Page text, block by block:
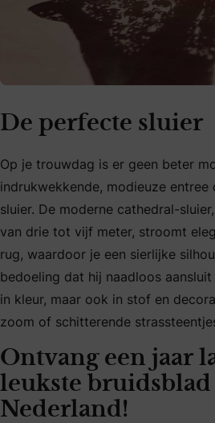
De perfecte sluier
Op je trouwdag is er geen beter
indrukwekkende, modieuze entree
sluier. De moderne cathedral-
van drie tot vijf meter, stroomt
rug, waardoor je een sierlijke
bedoeling dat hij naadloos
in kleur, maar ook in stof en
zoom of schitterende
Ontvang een jaar
leukste bruidsblad
Nederland!